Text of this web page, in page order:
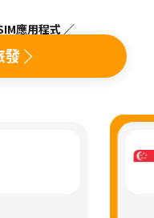
應用程式 ／
發